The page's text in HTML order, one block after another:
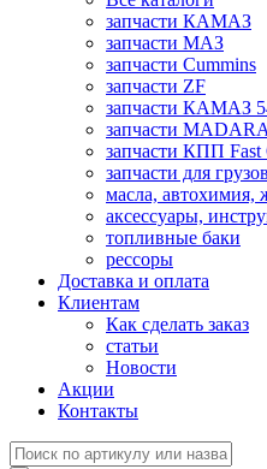
запчасти КАМАЗ
запчасти МАЗ
запчасти Cummins
запчасти ZF
запчасти КАМАЗ
запчасти MADARA
запчасти КПП Fast
запчасти для
масла, автохимия,
аксессуары,
топливные баки
рессоры
Доставка и оплата
Клиентам
Как сделать заказ
статьи
Новости
Акции
Контакты